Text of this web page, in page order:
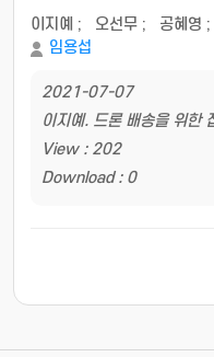
이지예 ; 오선무 ; 공혜영 ;
임용섭
2021-07-07
이지예. 드론 배송을 위한
View : 202
Download : 0